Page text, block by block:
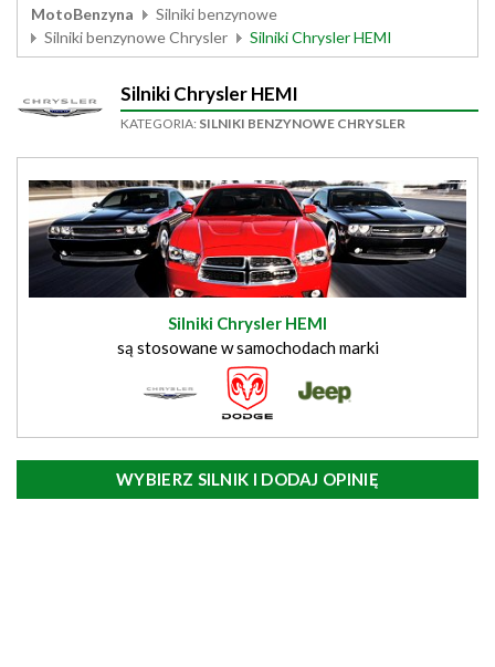
MotoBenzyna
Silniki benzynowe
Silniki benzynowe Chrysler
Silniki Chrysler HEMI
Silniki Chrysler HEMI
KATEGORIA: SILNIKI BENZYNOWE CHRYSLER
Silniki Chrysler HEMI
są stosowane w samochodach marki
WYBIERZ SILNIK I DODAJ OPINIĘ